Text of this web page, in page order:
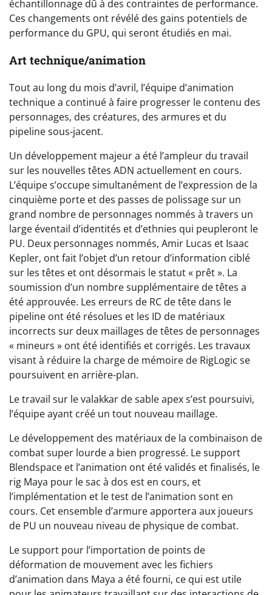
échantillonnage dû à des contraintes de performance.
Ces changements ont révélé des gains potentiels de
performance du GPU, qui seront étudiés en mai.
Art technique/animation
Tout au long du mois d’avril, l’équipe d’animation
technique a continué à faire progresser le contenu des
personnages, des créatures, des armures et du
pipeline sous-jacent.
Un développement majeur a été l’ampleur du travail
sur les nouvelles têtes ADN actuellement en cours.
L’équipe s’occupe simultanément de l’expression de la
cinquième porte et des passes de polissage sur un
grand nombre de personnages nommés à travers un
large éventail d’identités et d’ethnies qui peupleront le
PU. Deux personnages nommés, Amir Lucas et Isaac
Kepler, ont fait l’objet d’un retour d’information ciblé
sur les têtes et ont désormais le statut « prêt ». La
soumission d’un nombre supplémentaire de têtes a
été approuvée. Les erreurs de RC de tête dans le
pipeline ont été résolues et les ID de matériaux
incorrects sur deux maillages de têtes de personnages
« mineurs » ont été identifiés et corrigés. Les travaux
visant à réduire la charge de mémoire de RigLogic se
poursuivent en arrière-plan.
Le travail sur le valakkar de sable apex s’est poursuivi,
l’équipe ayant créé un tout nouveau maillage.
Le développement des matériaux de la combinaison de
combat super lourde a bien progressé. Le support
Blendspace et l’animation ont été validés et finalisés, le
rig Maya pour le sac à dos est en cours, et
l’implémentation et le test de l’animation sont en
cours. Cet ensemble d’armure apportera aux joueurs
de PU un nouveau niveau de physique de combat.
Le support pour l’importation de points de
déformation de mouvement avec les fichiers
d’animation dans Maya a été fourni, ce qui est utile